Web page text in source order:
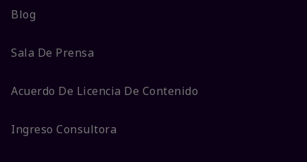
Blog
Sala De Prensa
Acuerdo De Licencia De Contenido
Ingreso Consultora